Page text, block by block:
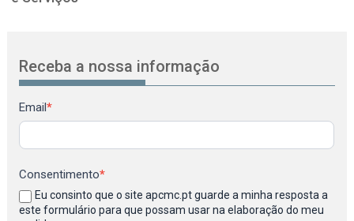
Receba a nossa informação
Newsletter
Email*
Consentimento*
Eu consinto que o site apcmc.pt guarde a minha resposta a
este formulário para que possam usar na elaboração do meu